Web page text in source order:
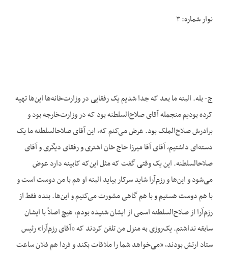
نوار شماره: ۳
ج- بله. البته ما بعد که جدا شدیم یک رفقایی در وزارت‌خانه‌ها این‌ها تهیه
کرده بودیم من‏جمله آقای صلاح‌السلطنه بود که در وزارت‌خارجه بود و
برادرش صلاح‌الملک بود. عرض می‌کنم که، این آقای صلاح‏السلطنه ما یک
دسته‌ای داشتیم، آقای آقا میرزا حاج خان اشتری و رفقای دیگری و آقای
صلاح‏السلطنه. این یک وقتی گفت که مثل این‌که کابینه دارد عوض
می‌شود و این‌ها و رزم‌آرا شاید سرکار بیاید البته او هم با من دوست است و
با هم دوست هستیم و با هم گاهی مشورت می‌کنیم و این‌ها. بنده فقط از
رزم‌آرا از صلاح‌السلطنه اسمی از ایشان شنیده بودم، هیچ اصلاً با ایشان
سابقه نداشتم. یک‌روزی به منزل من تلفن کردند که «آقای رزم‌آرا» رئیس
ستاد ارتش بودند، «می‌خواهد شما را ملاقات بکند و فردا هم فلان ساعت